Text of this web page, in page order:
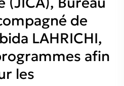
de
LAHRICHI,
afin
les